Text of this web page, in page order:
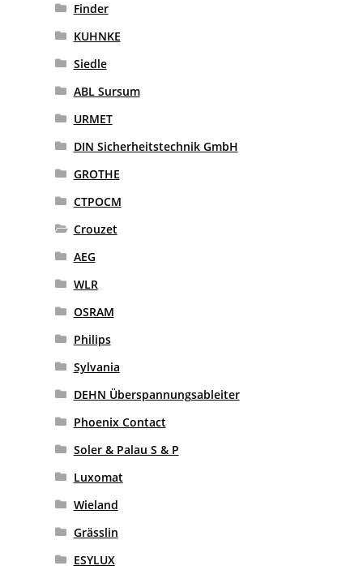
Finder
KUHNKE
Siedle
ABL Sursum
URMET
DIN Sicherheitstechnik GmbH
GROTHE
CTPOCM
Crouzet
AEG
WLR
OSRAM
Philips
Sylvania
DEHN Überspannungsableiter
Phoenix Contact
Soler & Palau S & P
Luxomat
Wieland
Grässlin
ESYLUX